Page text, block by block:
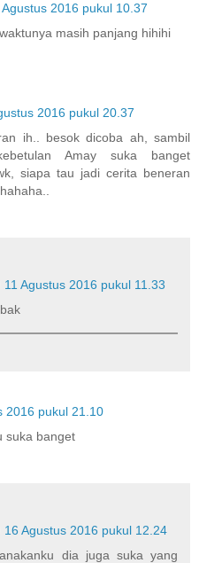
Agustus 2016 pukul 10.37
masih panjang hihihi
2016 pukul 20.37
ih.. besok dicoba ah, sambil
Amay suka banget
siapa tau jadi cerita beneran
11 Agustus 2016 pukul 11.33
2016 pukul 21.10
suka banget
16 Agustus 2016 pukul 12.24
dia juga suka yang